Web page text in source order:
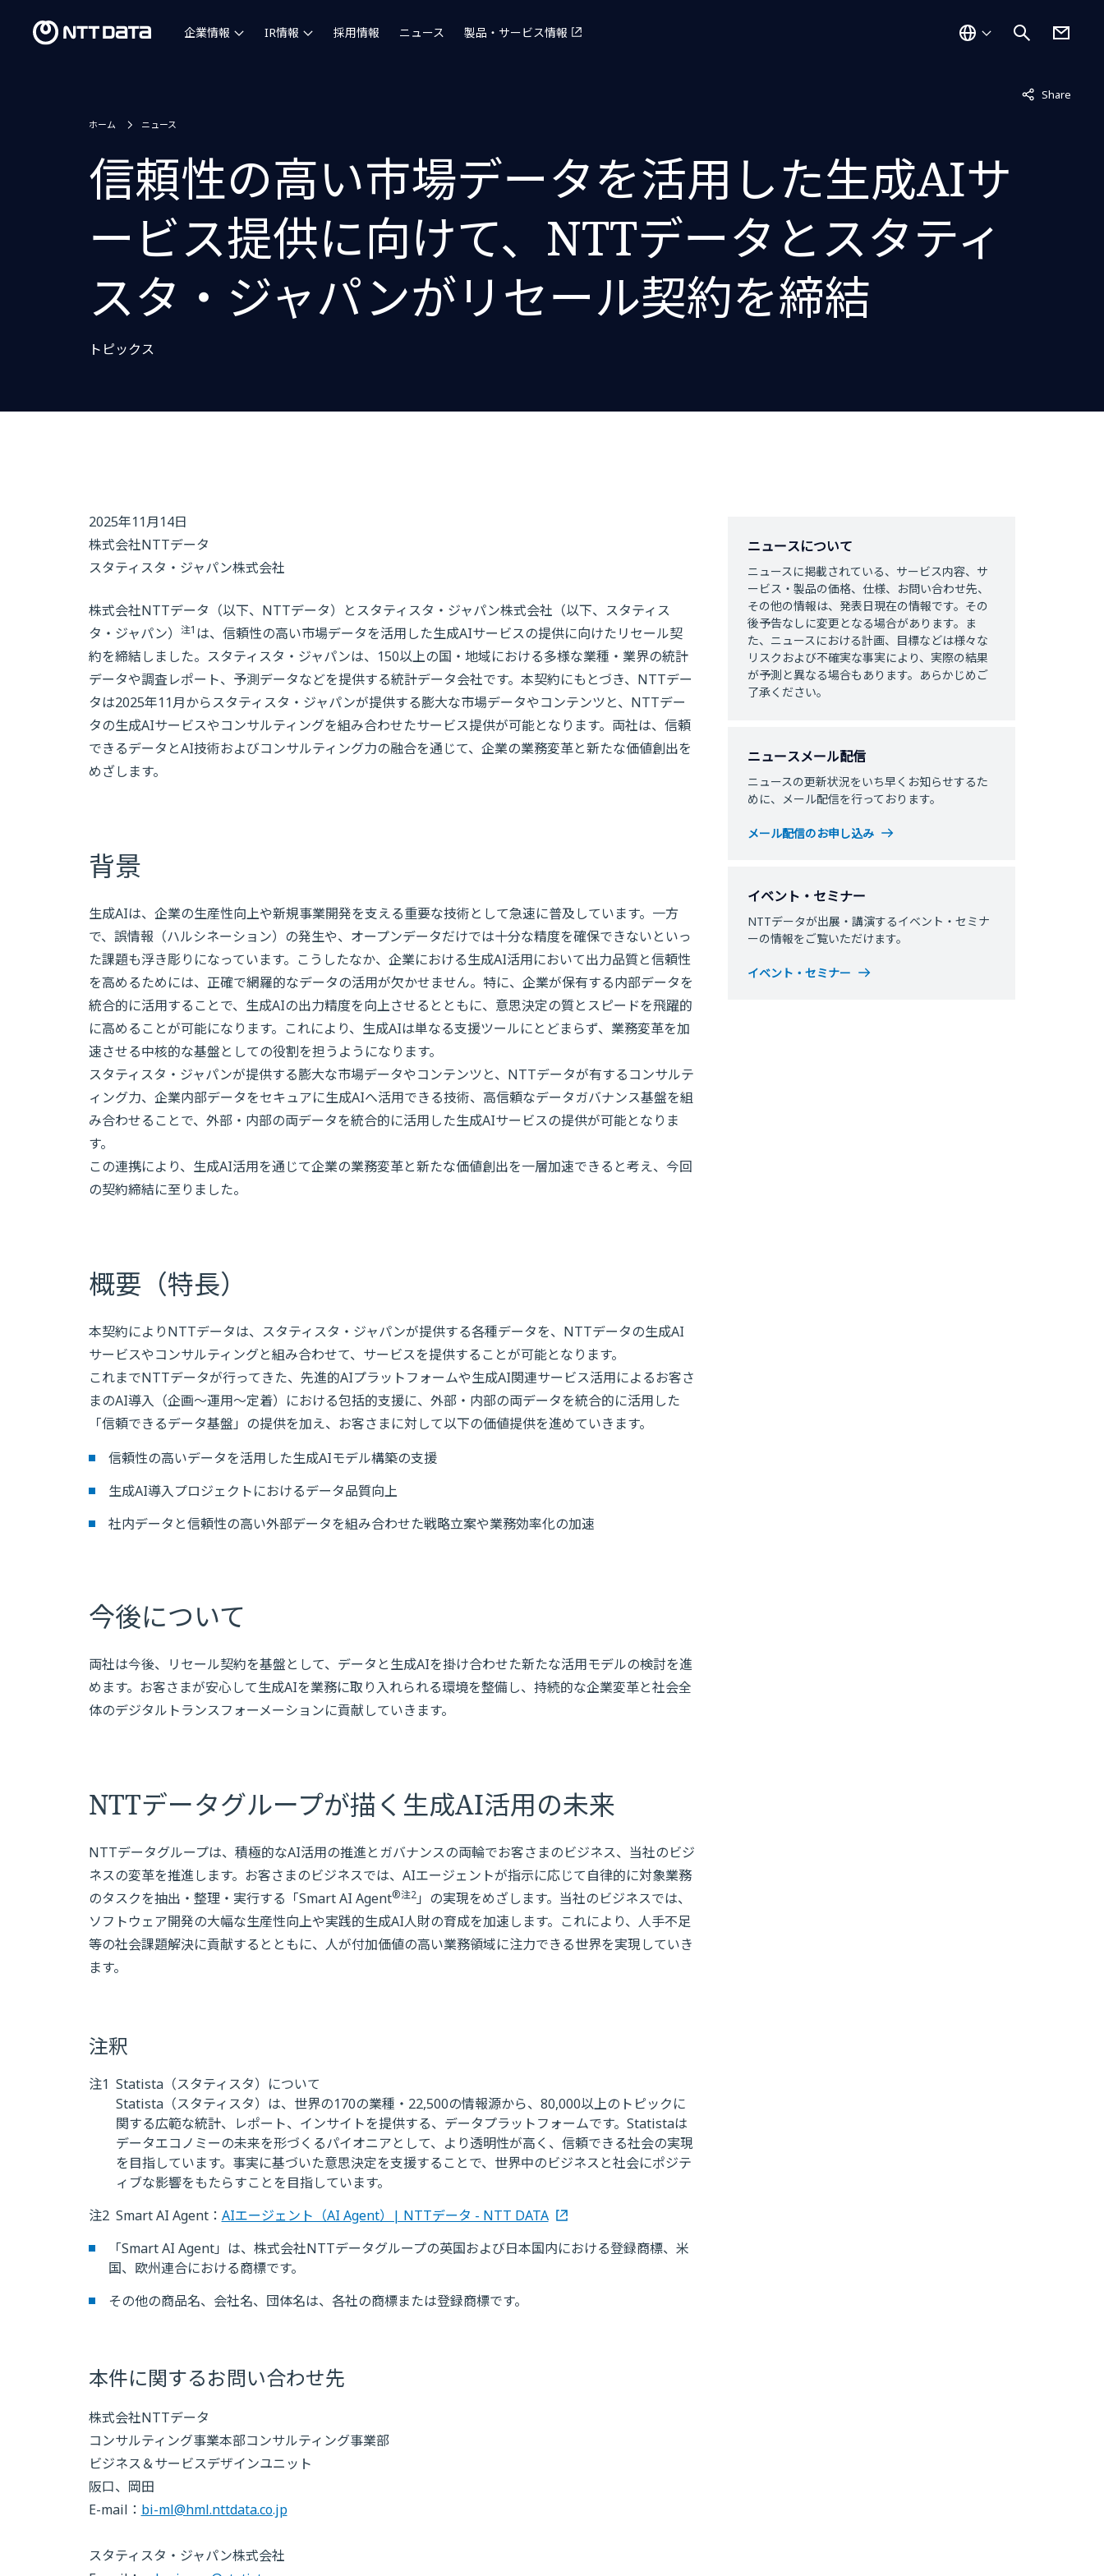
企業情報 IR情報 採用情報 ニュース 製品・サービス情報
Share
非表示中
ホーム ニュース
信頼性の高い市場データを活用した生成AIサ
ービス提供に向けて、NTTデータとスタティ
スタ・ジャパンがリセール契約を締結
トピックス
2025年11月14日
株式会社NTTデータ
スタティスタ・ジャパン株式会社
株式会社NTTデータ（以下、NTTデータ）とスタティスタ・ジャパン株式会社（以下、スタティス
タ・ジャパン）
注1 は、信頼性の高い市場データを活用した生成AIサービスの提供に向けたリセール契
約を締結しました。スタティスタ・ジャパンは、150以上の国・地域における多様な業種・業界の統計
データや調査レポート、予測データなどを提供する統計データ会社です。本契約にもとづき、NTTデー
タは2025年11月からスタティスタ・ジャパンが提供する膨大な市場データやコンテンツと、NTTデー
タの生成AIサービスやコンサルティングを組み合わせたサービス提供が可能となります。両社は、信頼
できるデータとAI技術およびコンサルティング力の融合を通じて、企業の業務変革と新たな価値創出を
めざします。
背景
生成AIは、企業の生産性向上や新規事業開発を支える重要な技術として急速に普及しています。一方
で、誤情報（ハルシネーション）の発生や、オープンデータだけでは十分な精度を確保できないといっ
た課題も浮き彫りになっています。こうしたなか、企業における生成AI活用において出力品質と信頼性
を高めるためには、正確で網羅的なデータの活用が欠かせません。特に、企業が保有する内部データを
統合的に活用することで、生成AIの出力精度を向上させるとともに、意思決定の質とスピードを飛躍的
に高めることが可能になります。これにより、生成AIは単なる支援ツールにとどまらず、業務変革を加
速させる中核的な基盤としての役割を担うようになります。
スタティスタ・ジャパンが提供する膨大な市場データやコンテンツと、NTTデータが有するコンサルテ
ィング力、企業内部データをセキュアに生成AIへ活用できる技術、高信頼なデータガバナンス基盤を組
み合わせることで、外部・内部の両データを統合的に活用した生成AIサービスの提供が可能となりま
す。
この連携により、生成AI活用を通じて企業の業務変革と新たな価値創出を一層加速できると考え、今回
の契約締結に至りました。
概要（特長）
本契約によりNTTデータは、スタティスタ・ジャパンが提供する各種データを、NTTデータの生成AI
サービスやコンサルティングと組み合わせて、サービスを提供することが可能となります。
これまでNTTデータが行ってきた、先進的AIプラットフォームや生成AI関連サービス活用によるお客さ
まのAI導入（企画～運用～定着）における包括的支援に、外部・内部の両データを統合的に活用した
「信頼できるデータ基盤」の提供を加え、お客さまに対して以下の価値提供を進めていきます。
信頼性の高いデータを活用した生成AIモデル構築の支援
生成AI導入プロジェクトにおけるデータ品質向上
社内データと信頼性の高い外部データを組み合わせた戦略立案や業務効率化の加速
今後について
両社は今後、リセール契約を基盤として、データと生成AIを掛け合わせた新たな活用モデルの検討を進
めます。お客さまが安心して生成AIを業務に取り入れられる環境を整備し、持続的な企業変革と社会全
体のデジタルトランスフォーメーションに貢献していきます。
NTTデータグループが描く生成AI活用の未来
NTTデータグループは、積極的なAI活用の推進とガバナンスの両輪でお客さまのビジネス、当社のビジ
ネスの変革を推進します。お客さまのビジネスでは、AIエージェントが指示に応じて自律的に対象業務
のタスクを抽出・整理・実行する「Smart AI Agent®注2」の実現をめざします。当社のビジネスでは、
ソフトウェア開発の大幅な生産性向上や実践的生成AI人財の育成を加速します。これにより、人手不足
等の社会課題解決に貢献するとともに、人が付加価値の高い業務領域に注力できる世界を実現していき
ます。
注釈
注1 Statista（スタティスタ）について
Statista（スタティスタ）は、世界の170の業種・22,500の情報源から、80,000以上のトピックに
関する広範な統計、レポート、インサイトを提供する、データプラットフォームです。Statistaは
データエコノミーの未来を形づくるパイオニアとして、より透明性が高く、信頼できる社会の実現
を目指しています。事実に基づいた意思決定を支援することで、世界中のビジネスと社会にポジテ
ィブな影響をもたらすことを目指しています。
注2 Smart AI Agent： AIエージェント（AI Agent）| NTTデータ - NTT DATA
「Smart AI Agent」は、株式会社NTTデータグループの英国および日本国内における登録商標、米
国、欧州連合における商標です。
その他の商品名、会社名、団体名は、各社の商標または登録商標です。
本件に関するお問い合わせ先
株式会社NTTデータ
コンサルティング事業本部コンサルティング事業部
ビジネス＆サービスデザインユニット
阪口、岡田
E-mail： bi-ml@hml.nttdata.co.jp
スタティスタ・ジャパン株式会社
ニュースについて
ニュースに掲載されている、サービス内容、サ
ービス・製品の価格、仕様、お問い合わせ先、
その他の情報は、発表日現在の情報です。その
後予告なしに変更となる場合があります。ま
た、ニュースにおける計画、目標などは様々な
リスクおよび不確実な事実により、実際の結果
が予測と異なる場合もあります。あらかじめご
了承ください。
ニュースメール配信
ニュースの更新状況をいち早くお知らせするた
めに、メール配信を行っております。
メール配信のお申し込み
イベント・セミナー
NTTデータが出展・講演するイベント・セミナ
ーの情報をご覧いただけます。
イベント・セミナー